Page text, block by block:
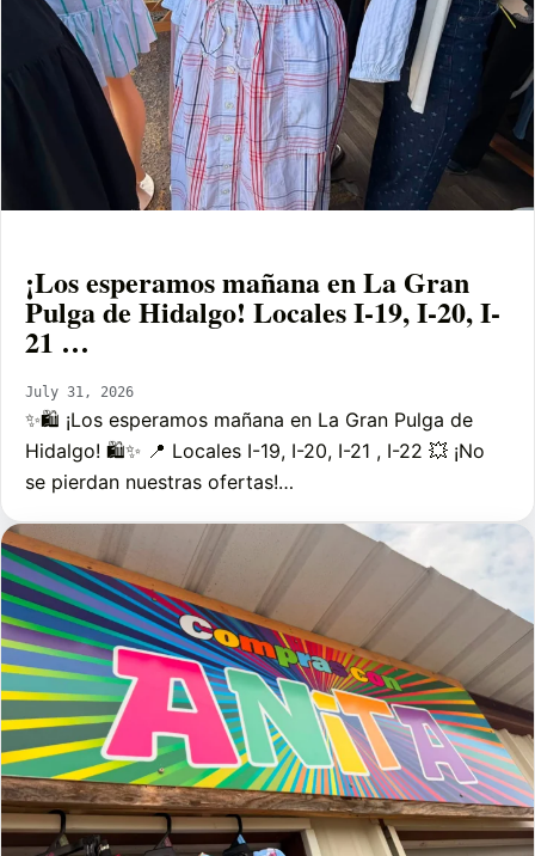
¡Los esperamos mañana en La Gran
Pulga de Hidalgo! Locales I-19, I-20, I-
21 …
July 31, 2026
✨🛍️ ¡Los esperamos mañana en La Gran Pulga de
Hidalgo! 🛍️✨ 📍 Locales I-19, I-20, I-21 , I-22 💥 ¡No
se pierdan nuestras ofertas!…